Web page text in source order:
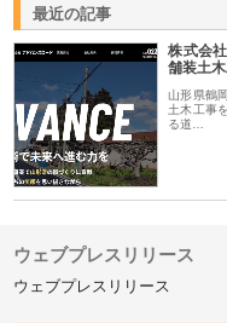
最近の記事
株式会
舗装土
山形県鶴
土木工事
る道…
ウェブプレスリリース
ウェブプレスリリース